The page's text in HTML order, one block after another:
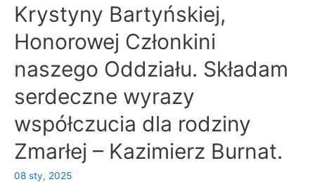
Krystyny Bartyńskiej,
Honorowej Członkini
naszego Oddziału. Składam
serdeczne wyrazy
współczucia dla rodziny
Zmarłej – Kazimierz Burnat.
08 sty, 2025